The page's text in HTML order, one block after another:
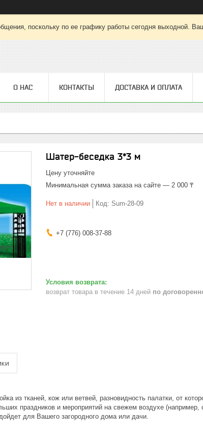
поскольку по ее графику работы сегодня выходной.
О НАС КОНТАКТЫ ДОСТАВКА И ОПЛАТА
Шатер-беседка 3*3 м
Цену уточняйте
Минимальная сумма заказа на сайте — 2 000 ₸
Нет в наличии Код: Sum-28-09
+7 (776) 008-37-88
возврат товара в течение 14 дней по
из тканей, кож или ветвей, разновидность палатки, от
праздников и мероприятий на свежем воздухе
для Вашего загородного дома или дачи.